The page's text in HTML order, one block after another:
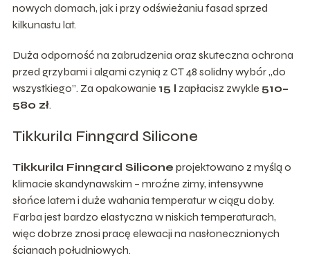
nowych domach, jak i przy odświeżaniu fasad sprzed
kilkunastu lat.
Duża odporność na zabrudzenia oraz skuteczna ochrona
przed grzybami i algami czynią z CT 48 solidny wybór „do
wszystkiego”. Za opakowanie 15 l zapłacisz zwykle 510–
580 zł.
Tikkurila Finngard Silicone
Tikkurila Finngard Silicone projektowano z myślą o
klimacie skandynawskim – mroźne zimy, intensywne
słońce latem i duże wahania temperatur w ciągu doby.
Farba jest bardzo elastyczna w niskich temperaturach,
więc dobrze znosi pracę elewacji na nasłonecznionych
ścianach południowych.